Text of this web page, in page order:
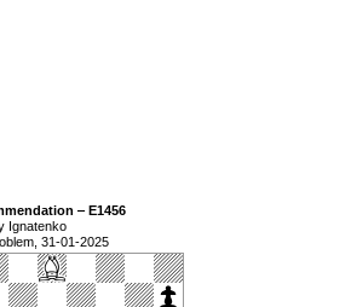
‒ E1456
Ignatenko
31-01-2025